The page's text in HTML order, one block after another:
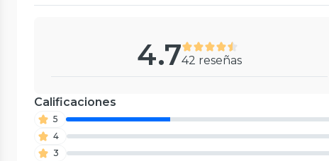
4.742 reseñas
Calificaciones
5
4
3